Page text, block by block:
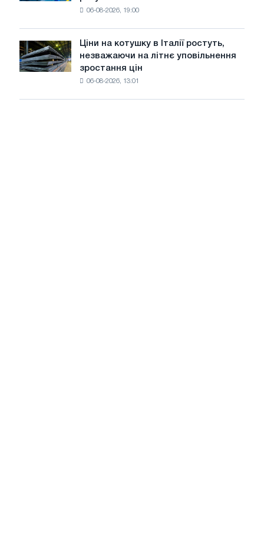
липні
з
максимуму
року
06-08-2026, 19:00
Ціни
на
котушку
Ціни на котушку в Італії ростуть,
незважаючи на літнє уповільнення
зростання цін
06-08-2026, 13:01